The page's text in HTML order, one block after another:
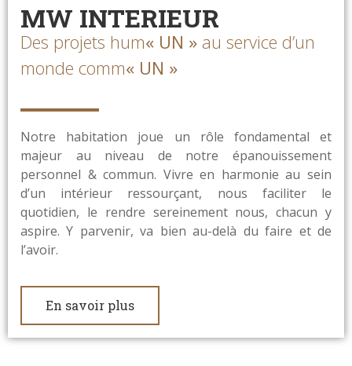
MW INTERIEUR
Des projets hum« UN » au service d’un
monde comm« UN »
Notre habitation joue un rôle fondamental et
majeur au niveau de notre épanouissement
personnel & commun. Vivre en harmonie au sein
d’un intérieur ressourçant, nous faciliter le
quotidien, le rendre sereinement nous, chacun y
aspire. Y parvenir, va bien au-delà du faire et de
l’avoir.
En savoir plus